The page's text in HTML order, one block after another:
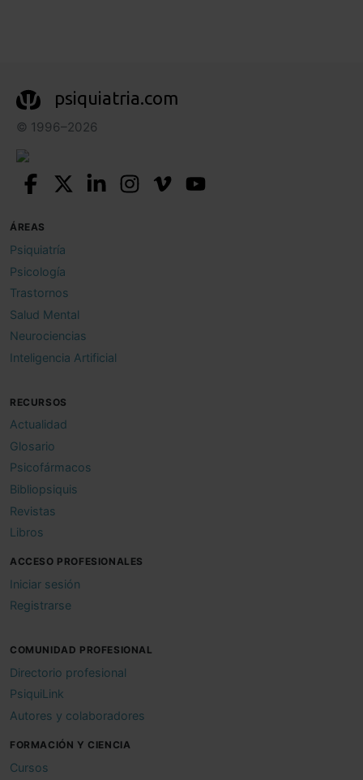
psiquiatria.com
© 1996–2026
ÁREAS
Psiquiatría
Psicología
Trastornos
Salud Mental
Neurociencias
Inteligencia Artificial
RECURSOS
Actualidad
Glosario
Psicofármacos
Bibliopsiquis
Revistas
Libros
ACCESO PROFESIONALES
Iniciar sesión
Registrarse
COMUNIDAD PROFESIONAL
Directorio profesional
PsiquiLink
Autores y colaboradores
FORMACIÓN Y CIENCIA
Cursos